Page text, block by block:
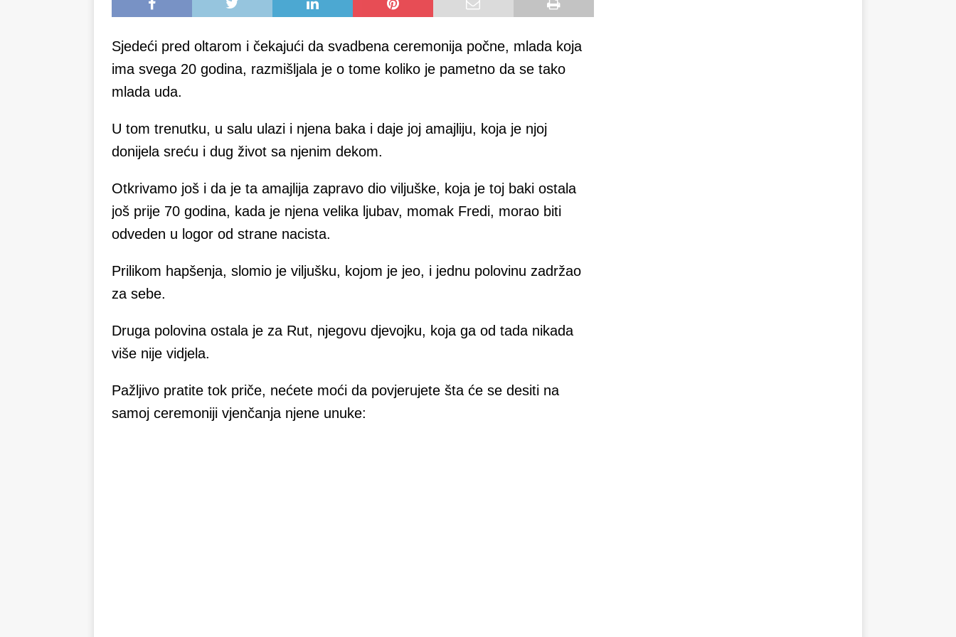
Sjedeći pred oltarom i čekajući da svadbena ceremonija počne, mlada koja
ima svega 20 godina, razmišljala je o tome koliko je pametno da se tako
mlada uda.
U tom trenutku, u salu ulazi i njena baka i daje joj amajliju, koja je njoj
donijela sreću i dug život sa njenim dekom.
Otkrivamo još i da je ta amajlija zapravo dio viljuške, koja je toj baki ostala
još prije 70 godina, kada je njena velika ljubav, momak Fredi, morao biti
odveden u logor od strane nacista.
Prilikom hapšenja, slomio je viljušku, kojom je jeo, i jednu polovinu zadržao
za sebe.
Druga polovina ostala je za Rut, njegovu djevojku, koja ga od tada nikada
više nije vidjela.
Pažljivo pratite tok priče, nećete moći da povjerujete šta će se desiti na
samoj ceremoniji vjenčanja njene unuke: